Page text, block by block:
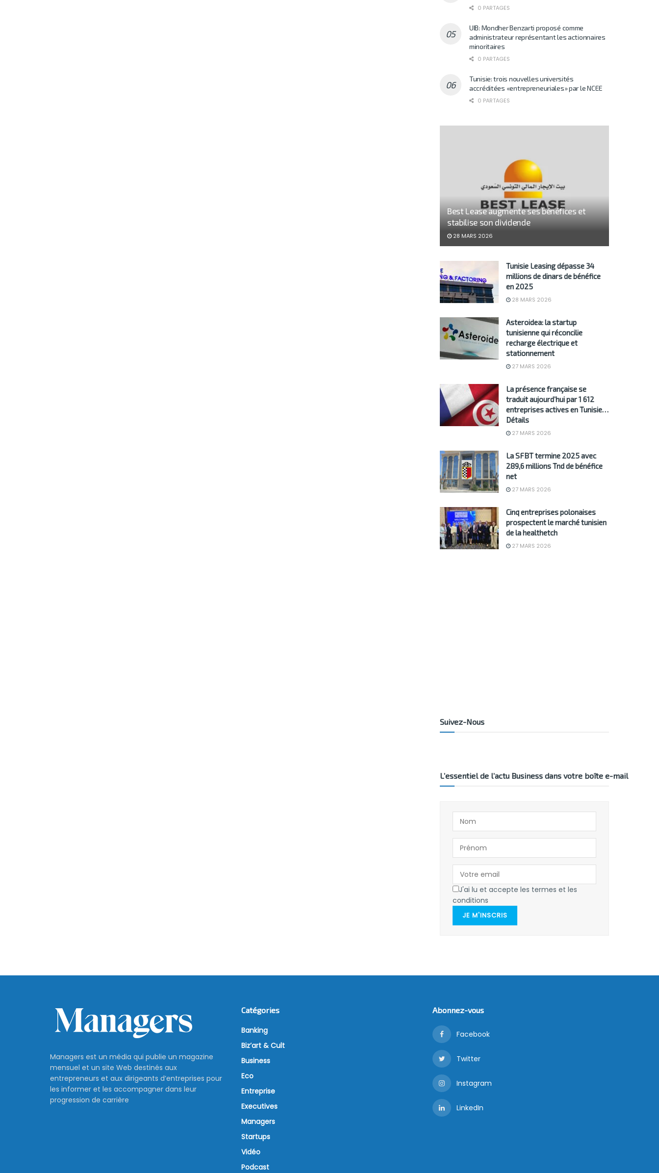
0 PARTAGES
UIB: Mondher Benzarti proposé comme
administrateur représentant les actionnaires
minoritaires
0 PARTAGES
Tunisie: trois nouvelles universités
accréditées «entrepreneuriales» par le NCEE
0 PARTAGES
Best Lease augmente ses bénéfices et
stabilise son dividende
28 MARS 2026
Tunisie Leasing dépasse 34
millions de dinars de bénéfice
en 2025
28 MARS 2026
Asteroidea: la startup
tunisienne qui réconcilie
recharge électrique et
stationnement
27 MARS 2026
La présence française se
traduit aujourd’hui par 1 612
entreprises actives en Tunisie…
Détails
27 MARS 2026
La SFBT termine 2025 avec
289,6 millions Tnd de bénéfice
net
27 MARS 2026
Cinq entreprises polonaises
prospectent le marché tunisien
de la healthetch
27 MARS 2026
Suivez-Nous
L’essentiel de l’actu Business dans votre boîte e-mail
J'ai lu et accepte les termes et les
conditions
JE M'INSCRIS
Managers est un média qui publie un magazine
mensuel et un site Web destinés aux
entrepreneurs et aux dirigeants d’entreprises pour
les informer et les accompagner dans leur
progression de carrière
Catégories
Banking
Biz’art & Cult
Business
Eco
Entreprise
Executives
Managers
Startups
Vidéo
Podcast
Abonnez-vous
Facebook
Twitter
Instagram
LinkedIn